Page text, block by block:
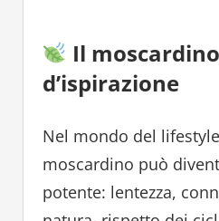
Il
d’ispirazione
Nel mondo del
moscardino può
potente: lentezza,